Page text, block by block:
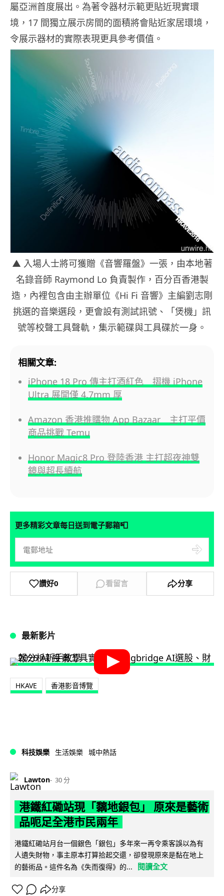
屬亞洲首度展出。為著令器材示範更貼近現實環
境，17 間獨立展示房間的面積將會貼近家居環境，
令展示器材的實際表現更具參考價值。
▲ 入場人士將可獲贈《音響羅盤》一張，由本地著
名錄音師 Raymond Lo 負責製作，百分百香港製
造，內裡包含由主辦單位《Hi Fi 音響》主編劉志剛
挑選的音樂選段，更會設有測試訊號、「煲機」訊
號等校聲工具聲軌，集示範碟與工具碟於一身。
相關文章:
iPhone 18 Pro 傳主打酒紅色 摺機 iPhone
Ultra 展開僅 4.7mm 厚
Amazon 香港推購物 App Bazaar 主打平價
商品挑戰 Temu
Honor Magic8 Pro 登陸香港 主打超夜神雙
鏡與超長續航
更多精彩文章每日送到電子郵箱📮
讚好0 看留言 分享
最新影片
HKAVE 香港影音博覽
科技娛樂 生活娛樂 城中熱話
Lawton 30 分
港鐵紅磡站現「黐地銀包」 原來是藝術
品呃足全港市民兩年
港鐵紅磡站月台一個銀色「銀包」多年來一再令乘客誤以為有
人遺失財物，事主原本打算拾起交還，卻發現原來是黏在地上
的藝術品。這件名為《失而復得》的...
閱讀全文
分享